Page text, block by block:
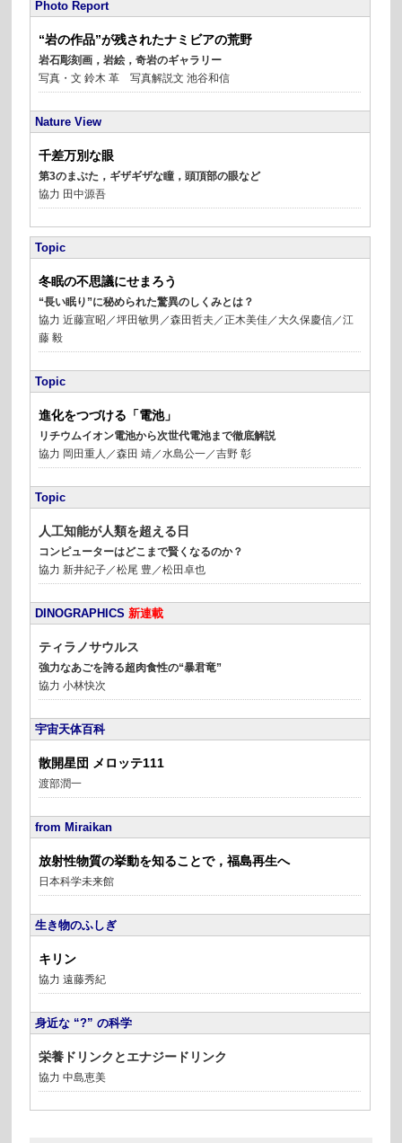
Photo Report
“岩の作品”が残されたナミビアの荒野
岩石彫刻画，岩絵，奇岩のギャラリー
写真・文 鈴木 革 写真解説文 池谷和信
Nature View
千差万別な眼
第3のまぶた，ギザギザな瞳，頭頂部の眼など
協力 田中源吾
Topic
冬眠の不思議にせまろう
“長い眠り”に秘められた驚異のしくみとは？
協力 近藤宣昭／坪田敏男／森田哲夫／正木美佳／大久保慶信／江
藤 毅
Topic
進化をつづける「電池」
リチウムイオン電池から次世代電池まで徹底解説
協力 岡田重人／森田 靖／水島公一／吉野 彰
Topic
人工知能が人類を超える日
コンピューターはどこまで賢くなるのか？
協力 新井紀子／松尾 豊／松田卓也
DINOGRAPHICS 新連載
ティラノサウルス
強力なあごを誇る超肉食性の“暴君竜”
協力 小林快次
宇宙天体百科
散開星団 メロッテ111
渡部潤一
from Miraikan
放射性物質の挙動を知ることで，福島再生へ
日本科学未来館
生き物のふしぎ
キリン
協力 遠藤秀紀
身近な “?” の科学
栄養ドリンクとエナジードリンク
協力 中島恵美